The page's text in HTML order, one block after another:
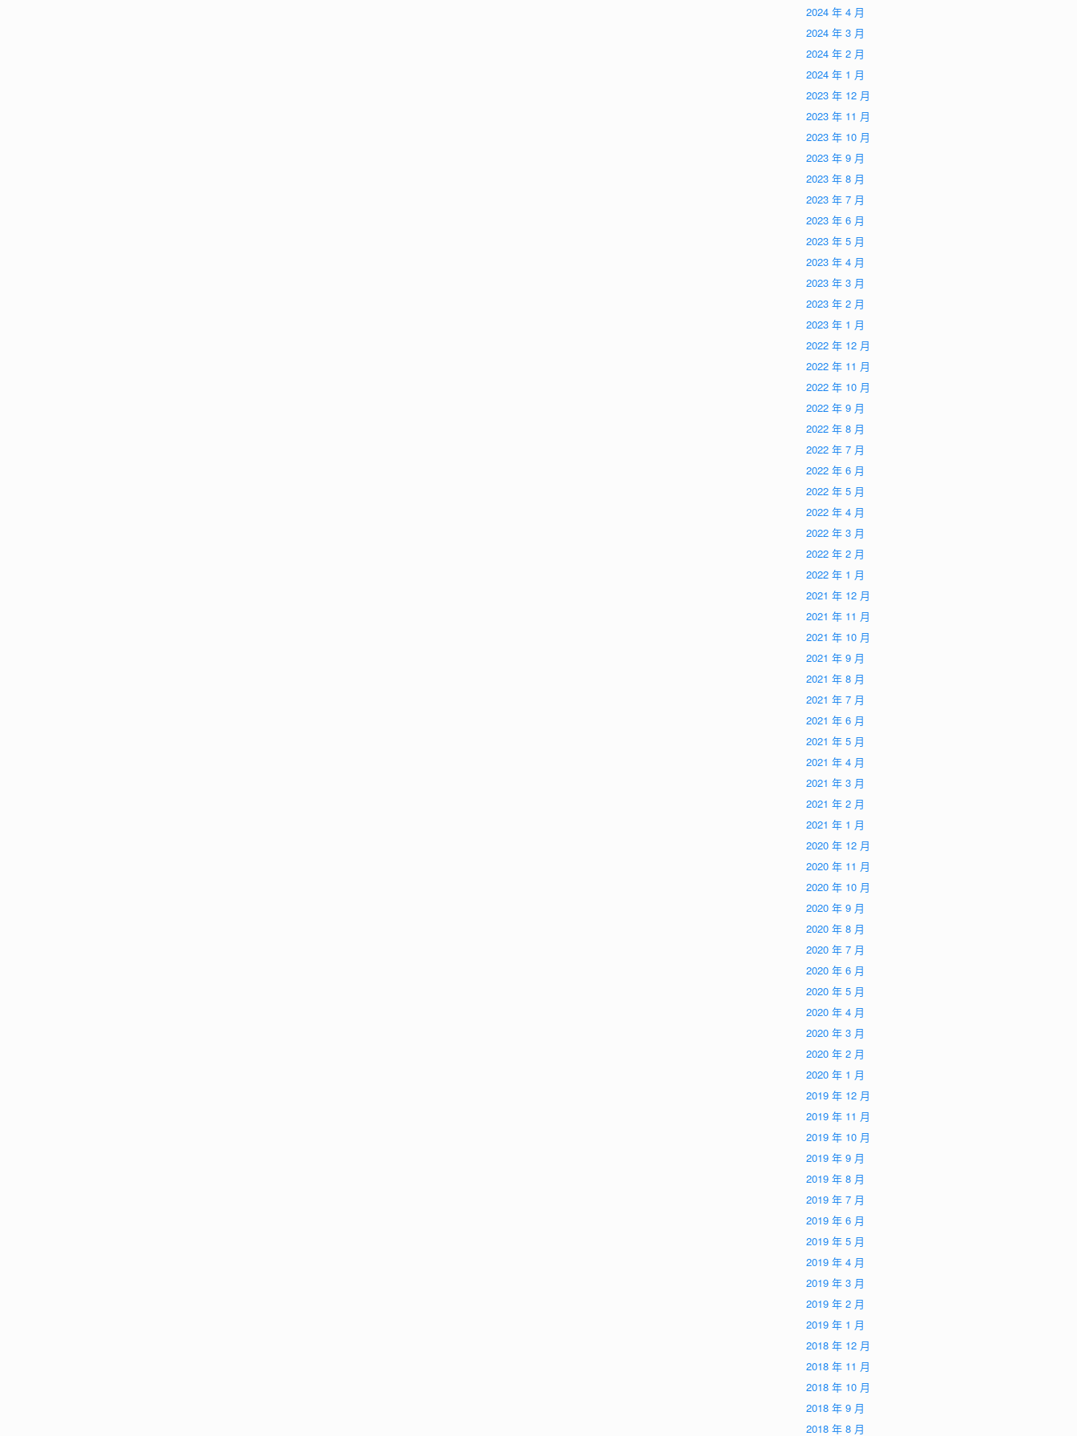
2024 年 4 月
2024 年 3 月
2024 年 2 月
2024 年 1 月
2023 年 12 月
2023 年 11 月
2023 年 10 月
2023 年 9 月
2023 年 8 月
2023 年 7 月
2023 年 6 月
2023 年 5 月
2023 年 4 月
2023 年 3 月
2023 年 2 月
2023 年 1 月
2022 年 12 月
2022 年 11 月
2022 年 10 月
2022 年 9 月
2022 年 8 月
2022 年 7 月
2022 年 6 月
2022 年 5 月
2022 年 4 月
2022 年 3 月
2022 年 2 月
2022 年 1 月
2021 年 12 月
2021 年 11 月
2021 年 10 月
2021 年 9 月
2021 年 8 月
2021 年 7 月
2021 年 6 月
2021 年 5 月
2021 年 4 月
2021 年 3 月
2021 年 2 月
2021 年 1 月
2020 年 12 月
2020 年 11 月
2020 年 10 月
2020 年 9 月
2020 年 8 月
2020 年 7 月
2020 年 6 月
2020 年 5 月
2020 年 4 月
2020 年 3 月
2020 年 2 月
2020 年 1 月
2019 年 12 月
2019 年 11 月
2019 年 10 月
2019 年 9 月
2019 年 8 月
2019 年 7 月
2019 年 6 月
2019 年 5 月
2019 年 4 月
2019 年 3 月
2019 年 2 月
2019 年 1 月
2018 年 12 月
2018 年 11 月
2018 年 10 月
2018 年 9 月
2018 年 8 月